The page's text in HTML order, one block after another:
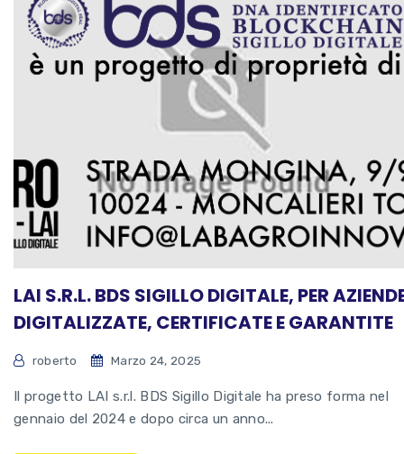
LAI S.R.L. BDS SIGILLO DIGITALE, PER
DIGITALIZZATE, CERTIFICATE E GARANTITE
roberto Marzo 24, 2025
Il progetto LAI s.r.l. BDS Sigillo Digitale ha preso forma nel
gennaio del 2024 e dopo circa un anno...